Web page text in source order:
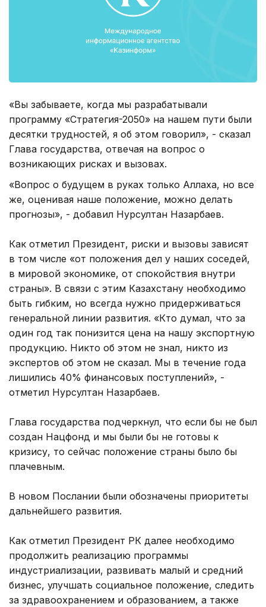
«Вы забываете, когда мы разрабатывали
программу «Стратегия-2050» на нашем пути были
десятки трудностей, я об этом говорил», - сказал
Глава государства, отвечая на вопрос о
возникающих рисках и вызовах.
«Вопрос о будущем в руках только Аллаха, но все
же, оценивая наше положение, можно делать
прогнозы», - добавил Нурсултан Назарбаев.
Как отметил Президент, риски и вызовы зависят
в том числе «от положения дел у наших соседей,
в мировой экономике, от спокойствия внутри
страны». В связи с этим Казахстану необходимо
быть гибким, но всегда нужно придерживаться
генеральной линии развития. «Кто думал, что за
один год так понизится цена на нашу экспортную
продукцию. Никто об этом не знал, никто из
экспертов об этом не сказал. Мы в течение года
лишились 40% финансовых поступлений», -
отметил Нурсултан Назарбаев.
Глава государства подчеркнул, что если бы не был
создан Нацфонд и мы были бы не готовы к
кризису, то сейчас положение страны было бы
плачевным.
В новом Послании были обозначены приоритеты
дальнейшего развития.
Как отметил Президент РК далее необходимо
продолжить реализацию программы
индустриализации, развивать малый и средний
бизнес, улучшать социальное положение, следить
за здравоохранением и образованием, а также